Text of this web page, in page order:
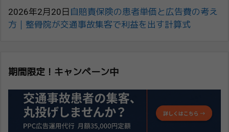
2026年2月20日 自賠責保険の患者単価と広告費の考え
方｜整骨院が交通事故集客で利益を出す計算式
期間限定！キャンペーン中